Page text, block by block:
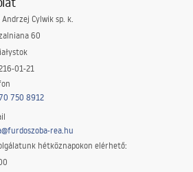
Andrzej Cylwik sp. k.
60
01-21
750 8912
rea.hu
hétköznapokon elérhető: